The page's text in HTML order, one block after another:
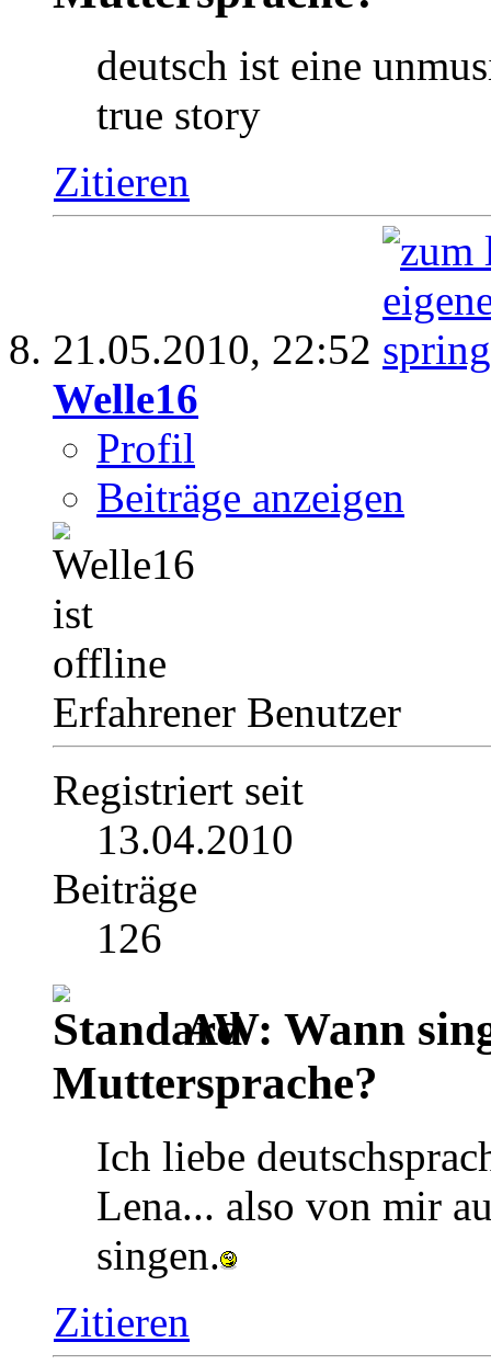
deutsch ist eine
true story
Zitieren
21.05.2010, 22:52
Welle16
Profil
Beiträge anzeigen
Erfahrener Benutzer
Registriert seit
13.04.2010
Beiträge
126
AW: Wann
Muttersprache?
Ich liebe
Lena... also von mir
singen.
Zitieren